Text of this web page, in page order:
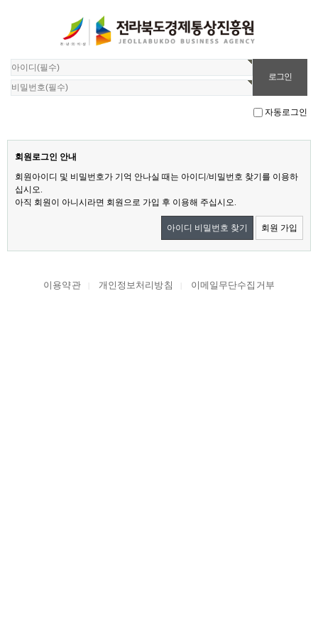
자동로그인
회원로그인 안내
회원아이디 및 비밀번호가 기억 안나실 때는 아이디/비밀번호 찾기를 이용하
십시오.
아직 회원이 아니시라면 회원으로 가입 후 이용해 주십시오.
아이디 비밀번호 찾기 회원 가입
이용약관 개인정보처리방침 이메일무단수집거부